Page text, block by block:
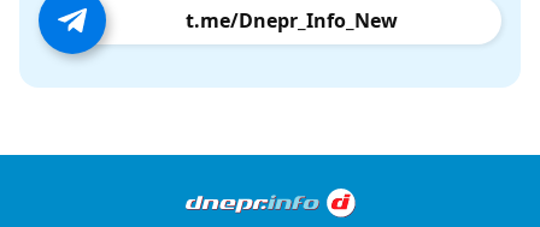
t.me/Dnepr_Info_New